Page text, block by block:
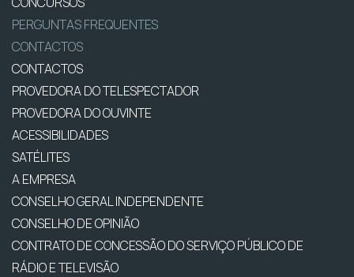
PERGUNTAS FREQUENTES
CONTACTOS
CONTACTOS
PROVEDORA DO TELESPECTADOR
PROVEDORA DO OUVINTE
ACESSIBILIDADES
SATÉLITES
A EMPRESA
CONSELHO GERAL INDEPENDENTE
CONSELHO DE OPINIÃO
CONTRATO DE CONCESSÃO DO SERVIÇO PÚBLICO DE
RÁDIO E TELEVISÃO